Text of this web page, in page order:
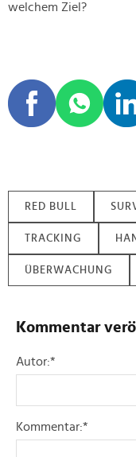
welchem Ziel?
RED BULL
TRACKING
ÜBERWACHUNG
Kommentar
Autor:*
Kommentar:*